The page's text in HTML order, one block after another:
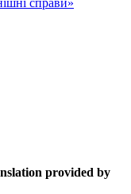
provided by